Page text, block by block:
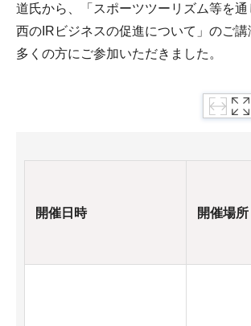
道氏から、「スポーツツーリズム等を通
西のIRビジネスの促進について」のご講
多くの方にご参加いただきました。
開催日時 開催場所